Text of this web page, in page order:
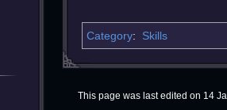
Category: Skills
This page was last edited on 14